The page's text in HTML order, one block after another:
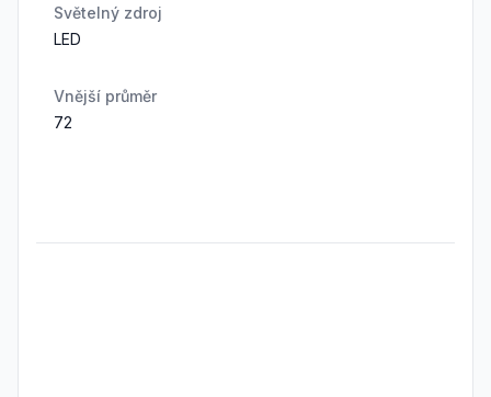
Světelný zdroj
LED
Vnější průměr
72